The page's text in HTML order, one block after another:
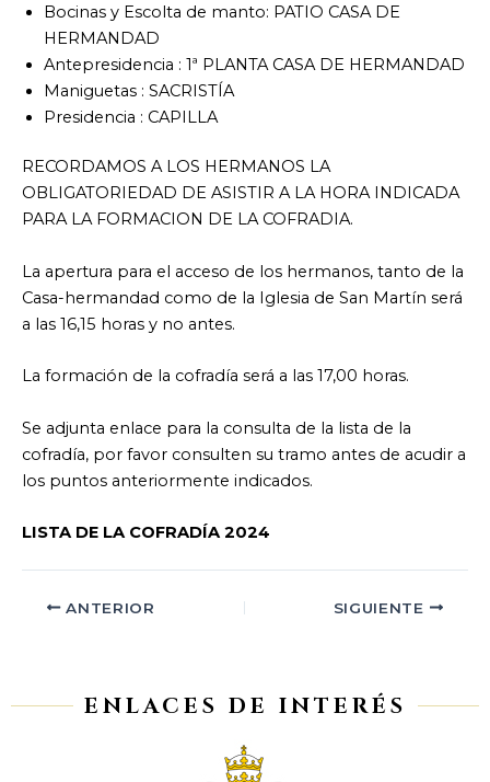
Bocinas y Escolta de manto: PATIO CASA DE
HERMANDAD
Antepresidencia : 1ª PLANTA CASA DE HERMANDAD
Maniguetas : SACRISTÍA
Presidencia : CAPILLA
RECORDAMOS A LOS HERMANOS LA
OBLIGATORIEDAD DE ASISTIR A LA HORA INDICADA
PARA LA FORMACION DE LA COFRADIA.
La apertura para el acceso de los hermanos, tanto de la
Casa-hermandad como de la Iglesia de San Martín será
a las 16,15 horas y no antes.
La formación de la cofradía será a las 17,00 horas.
Se adjunta enlace para la consulta de la lista de la
cofradía, por favor consulten su tramo antes de acudir a
los puntos anteriormente indicados.
LISTA DE LA COFRADÍA 2024
ANTERIOR SIGUIENTE
ENLACES DE INTERÉS